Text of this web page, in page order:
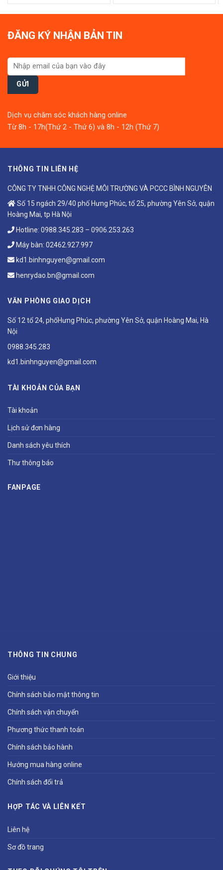
0
out
0
out
ĐĂNG KÝ NHẬN BẢN TIN
Dịch vụ chăm sóc khách hàng online
Từ 8h - 17h(Thứ 2 - Thứ 6) và 8h - 12h (Thứ 7)
THÔNG TIN LIÊN HỆ
CÔNG TY TNHH CÔNG NGHỆ MÔI TRƯỜNG VÀ PCCC BÌNH NGUYÊN
Số 15 ngách 29/40 phố Hưng Phúc, tổ 25, phường Yên Sở, quận
Hoàng Mai, tp Hà Nội
Hotline: 0988.345.283 – 0906.253.263
Máy bàn: 02462.927.997
kd1.binhnguyen@gmail.com
henrydao.bn@gmail.com
VĂN PHÒNG GIAO DỊCH
Số 12 tổ 24, phốHưng Phúc, phường Yên Sở, quận Hoàng Mai, Hà
Nội
0988.345.283
kd1.binhnguyen@gmail.com
TÀI KHOẢN CỦA BẠN
Tài khoản
Lịch sử đơn hàng
Danh sách yêu thích
Thư thông báo
FANPAGE
THÔNG TIN CHUNG
Giới thiệu
Chính sách bảo mật thông tin
Chính sách vận chuyển
Phương thức thanh toán
Chính sách bảo hành
Hướng mua hàng online
Chính sách đổi trả
HỢP TÁC VÀ LIÊN KẾT
Liên hệ
Sơ đồ trang